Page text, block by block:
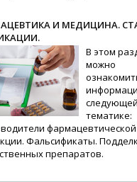
И МЕДИЦИНА.
В этом
можно
следующей
тематике:
фармацевтической
Фальсификаты.
препаратов.